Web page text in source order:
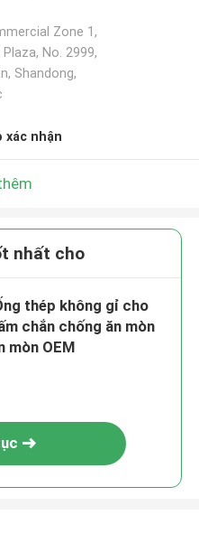
Zone 1,
No. 2999,
Shandong,
xác nhận
nhất cho
thép không gỉ cho
chắn chống ăn mòn
mòn OEM